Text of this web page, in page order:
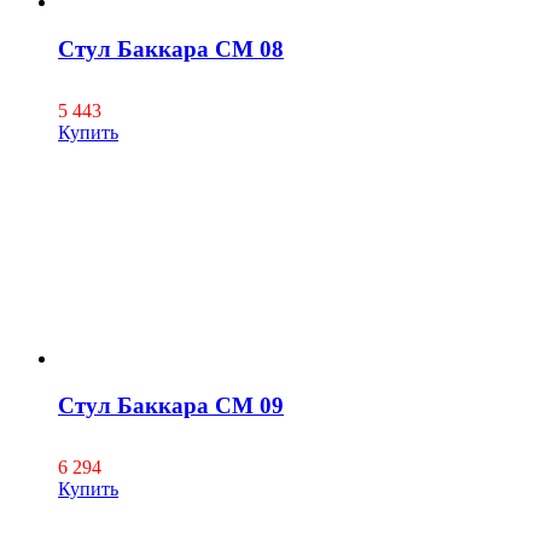
Стул Баккара СМ 08
5 443
Купить
Стул Баккара СМ 09
6 294
Купить